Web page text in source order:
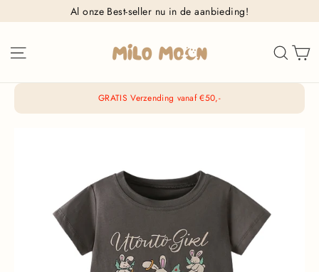
naar
inhoud
Al onze Best-seller nu in de aanbieding!
GRATIS Verzending vanaf €50,-